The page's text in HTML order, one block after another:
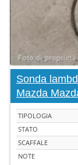
Sonda
Mazda
TIPOLOGIA
STATO
SCAFFALE
NOTE